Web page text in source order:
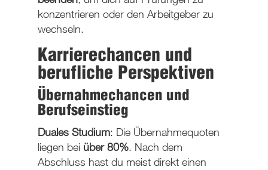
konzentrieren oder den Arbeitgeber zu
wechseln.
Karrierechancen und
berufliche Perspektiven
Übernahmechancen und
Berufseinstieg
Duales Studium: Die Übernahmequoten
liegen bei über 80%. Nach dem
Abschluss hast du meist direkt einen